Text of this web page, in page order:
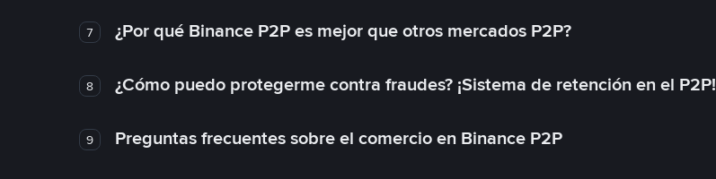
7 ¿Por qué Binance P2P es mejor que otros mercados P2P?
8 ¿Cómo puedo protegerme contra fraudes? ¡Sistema de retención en el P2P!
9 Preguntas frecuentes sobre el comercio en Binance P2P